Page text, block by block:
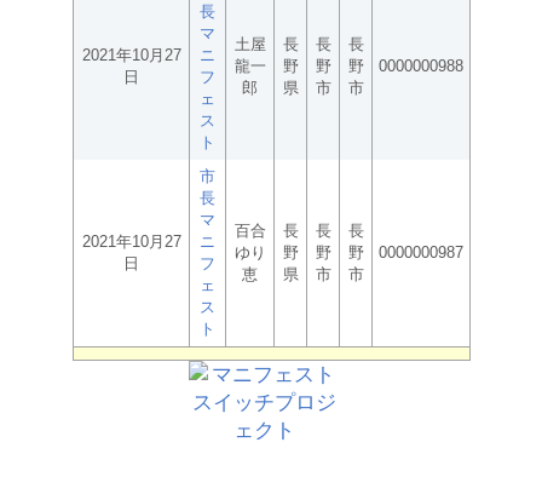
2021年10月27
日
長
マ
ニ
フ
ェ
ス
ト
土屋
龍一
郎
長
野
県
長
野
市
長
野
市
0000000988
2021年10月27
日
市
長
マ
ニ
フ
ェ
ス
ト
百合
ゆり
恵
長
野
県
長
野
市
長
野
市
0000000987